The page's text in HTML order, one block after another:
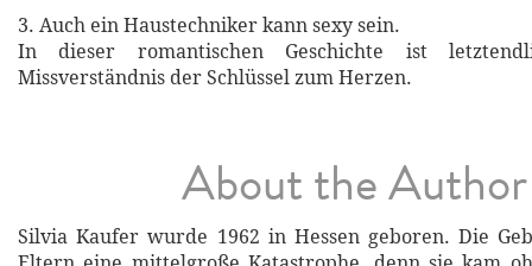
3. Auch ein Haustechniker kann sexy sein.
In dieser romantischen Geschichte ist
Missverständnis der Schlüssel zum Herzen.
About the Author
Silvia Kaufer wurde 1962 in Hessen geboren. Die